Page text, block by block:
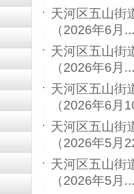
天河区五山街
（2026年6月
天河区五山街
（2026年6月
天河区五山街
（2026年6月
天河区五山街
（2026年5月
天河区五山街
（2026年5月